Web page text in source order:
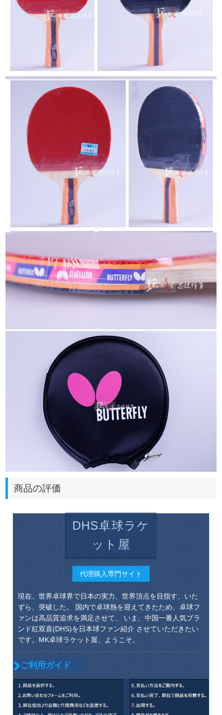
商品の評価
DHS卓球ラケ
ット屋
代理購入専門サイト
現在、世界卓球界で日本の実力、世界頂点を目指す、いた
ずら、突破した。 国内で卓球熱を迎えてきたため、卓球フ
ァンは高品質追求を満足させて、 いま、中国一番人気ブラ
ンド紅双喜(DHS)を日本球ファン紹介 させていただきたい
です。MK卓球ラケット屋、ようこそ。
ご利用ガイド